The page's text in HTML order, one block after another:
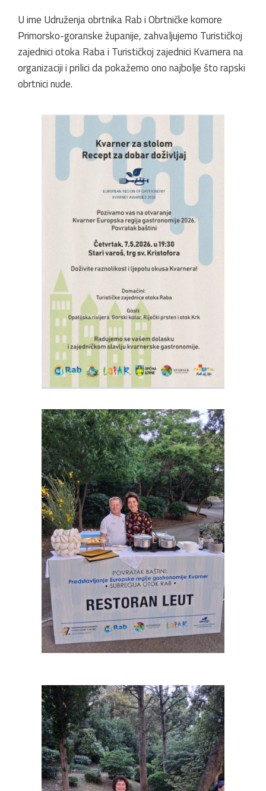
U ime Udruženja obrtnika Rab i Obrtničke komore
Primorsko-goranske županije, zahvaljujemo Turističkoj
zajednici otoka Raba i Turističkoj zajednici Kvarnera na
organizaciji i prilici da pokažemo ono najbolje što rapski
obrtnici nude.